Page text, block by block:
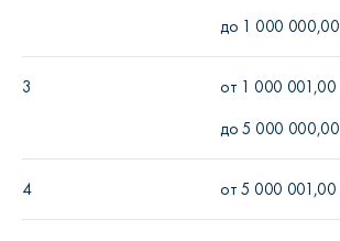
до 1 000 000,00
3 от 1 000 001,00
до 5 000 000,00
4 от 5 000 001,00